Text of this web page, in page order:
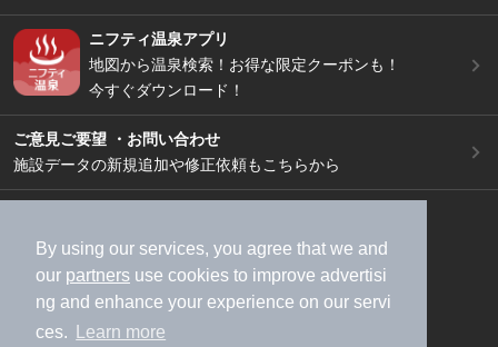
By using our services, you agree that we and
our partners use cookies to improve advertisi
ng and enhance your experience on our servi
ces.
Learn more
ニフティ温泉アプリ
地図から温泉検索！お得な限定クーポンも！
今すぐダウンロード！
ご意見ご要望 ・お問い合わせ
施設データの新規追加や修正依頼もこちらから
加盟店募集（資料請求）
広告出稿のご案内
利用規約
ライフスタイルMEMBERS+規約
特定商取引法に基づく表記
ヘルプ
採用情報
運営会社